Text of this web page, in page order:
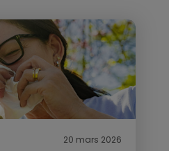
20 mars 2026